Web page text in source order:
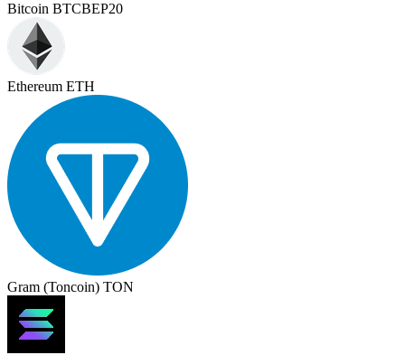
Bitcoin BTCBEP20
Ethereum ETH
Gram (Toncoin) TON